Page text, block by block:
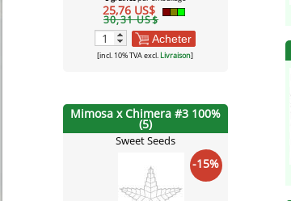
25,76 US$
30,31 US$
Acheter
[incl. 10% TVA excl.Livraison]
Mimosa x Chimera #3 100%
(5)
Sweet Seeds
-15%